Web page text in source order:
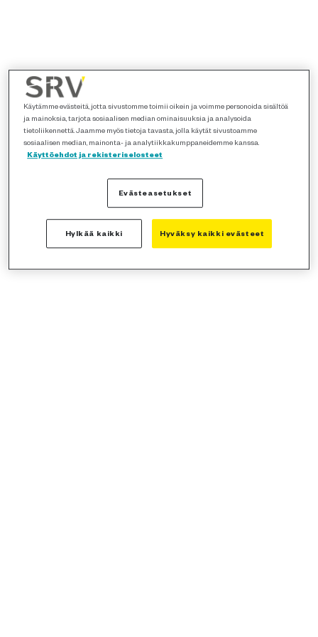
Käytämme evästeitä, jotta sivustomme toimii oikein ja voimme personoida sisältöä
ja mainoksia, tarjota sosiaalisen median ominaisuuksia ja analysoida
tietoliikennettä. Jaamme myös tietoja tavasta, jolla käytät sivustoamme
sosiaalisen median, mainonta- ja analytiikkakumppaneidemme kanssa.
Käyttöehdot ja rekisteriselosteet
Evästeasetukset
Hylkää kaikki Hyväksy kaikki evästeet